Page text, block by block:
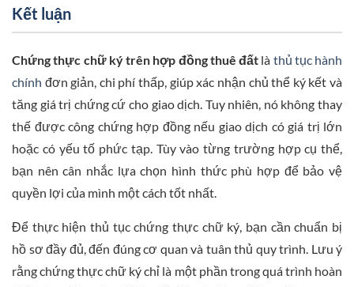
Kết luận
Chứng thực chữ ký trên hợp đồng thuê đất là thủ tục hành
chính đơn giản, chi phí thấp, giúp xác nhận chủ thể ký kết và
tăng giá trị chứng cứ cho giao dịch. Tuy nhiên, nó không thay
thế được công chứng hợp đồng nếu giao dịch có giá trị lớn
hoặc có yếu tố phức tạp. Tùy vào từng trường hợp cụ thể,
bạn nên cân nhắc lựa chọn hình thức phù hợp để bảo vệ
quyền lợi của mình một cách tốt nhất.
Để thực hiện thủ tục chứng thực chữ ký, bạn cần chuẩn bị
hồ sơ đầy đủ, đến đúng cơ quan và tuân thủ quy trình. Lưu ý
rằng chứng thực chữ ký chỉ là một phần trong quá trình hoàn